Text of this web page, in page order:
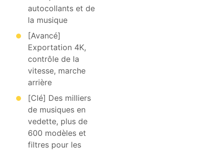
autocollants et de
la musique
[Avancé]
Exportation 4K,
contrôle de la
vitesse, marche
arrière
[Clé] Des milliers
de musiques en
vedette, plus de
600 modèles et
filtres pour les